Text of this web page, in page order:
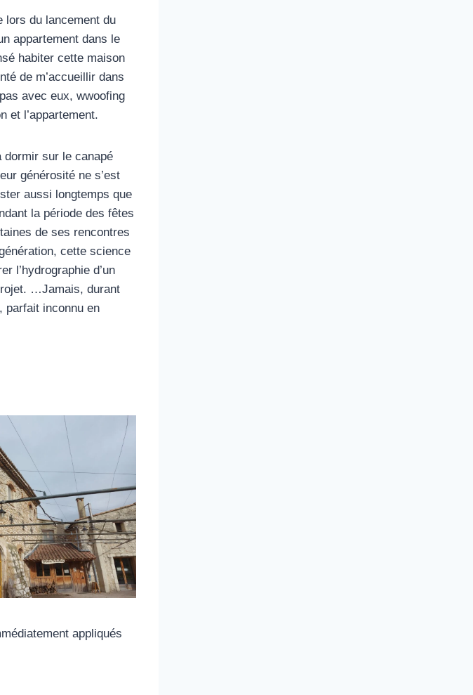
lors du lancement du
appartement dans le
habiter cette maison
de m’accueillir dans
avec eux, wwoofing
et l’appartement.
dormir sur le canapé
générosité ne s’est
aussi longtemps que
la période des fêtes
de ses rencontres
cette science
l’hydrographie d’un
…Jamais, durant
parfait inconnu en
appliqués